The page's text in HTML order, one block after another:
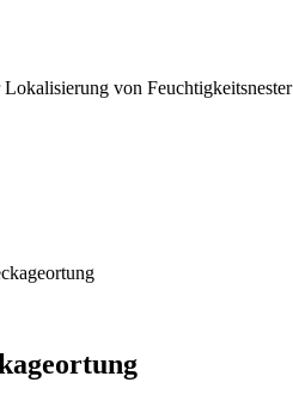
von Feuchtigkeitsnester